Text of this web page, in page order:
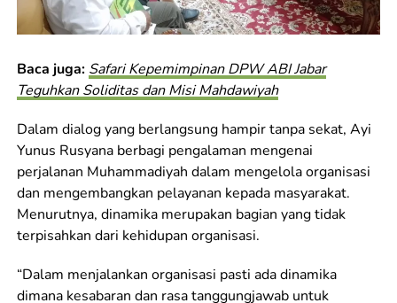
Baca juga: Safari Kepemimpinan DPW ABI Jabar
Teguhkan Soliditas dan Misi Mahdawiyah
Dalam dialog yang berlangsung hampir tanpa sekat, Ayi
Yunus Rusyana berbagi pengalaman mengenai
perjalanan Muhammadiyah dalam mengelola organisasi
dan mengembangkan pelayanan kepada masyarakat.
Menurutnya, dinamika merupakan bagian yang tidak
terpisahkan dari kehidupan organisasi.
“Dalam menjalankan organisasi pasti ada dinamika
dimana kesabaran dan rasa tanggungjawab untuk